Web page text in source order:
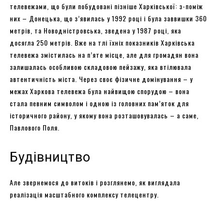
телевежами, що були побудовані пізніше Харківської: з-поміж
них – Донецька, що з’явилась у 1992 році і була заввишки 360
метрів, та Новодністровська, зведена у 1987 році, яка
досягла 250 метрів. Вже на тлі їхніх показників Харківська
телевежа змістилась на п’яте місце, але для громадян вона
залишалась особливою складовою пейзажу, яка втілювала
автентичність міста. Через своє фізичне домінування – у
межах Харкова телевежа була найвищою спорудою – вона
стала певним символом і одною із головних пам’яток для
історичного району, у якому вона розташовувалась – а саме,
Павлового Поля.
Будівництво
Але звернемося до витоків і розглянемо, як виглядала
реалізація масштабного комплексу телецентру.